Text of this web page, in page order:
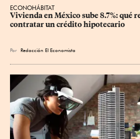
ECONOHÁBITAT
Vivienda en México sube 8.7%: qué
contratar un crédito hipotecario
Por Redacción El Economista